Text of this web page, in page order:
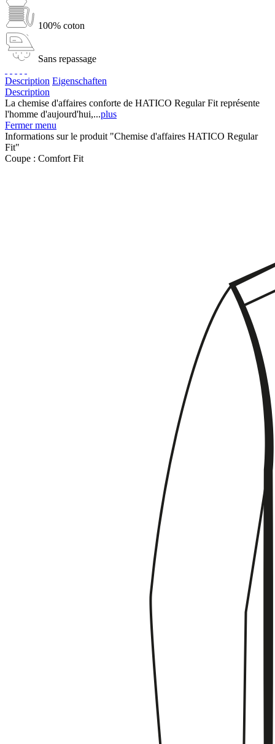
100% coton
Sans repassage
Description Eigenschaften
Description
La chemise d'affaires conforte de HATICO Regular Fit représente
l'homme d'aujourd'hui,...plus
Fermer menu
Informations sur le produit "Chemise d'affaires HATICO Regular
Fit"
Coupe : Comfort Fit